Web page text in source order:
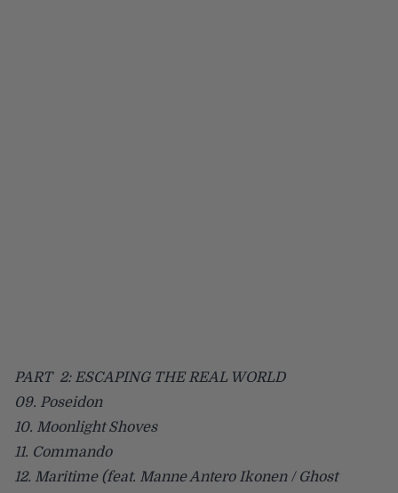
PART 2: ESCAPING THE REAL WORLD
09. Poseidon
10. Moonlight Shoves
11. Commando
12. Maritime (feat. Manne Antero Ikonen / Ghost